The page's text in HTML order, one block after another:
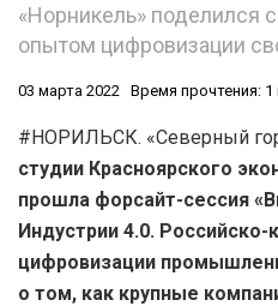
«Норникель» поделился
опытом цифровизации
03 марта 2022 Время прочтения: 1
#НОРИЛЬСК. «Северный
студии Красноярского
прошла форсайт-сессия
Индустрии 4.0. Российско-
цифровизации
о том, как крупные